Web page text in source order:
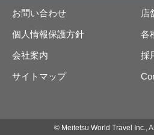
お問い合わせ 店
個人情報保護方針 各
会社案内 採
サイトマップ
© Meitetsu World Travel Inc.,